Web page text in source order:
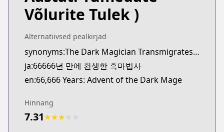
Webtoons
https://www.webtoons.com/th/fantasy/66666-
Webtoons
https://www.webtoons.com/en/fantasy/66666-
Naver Series
Naver Series
Naver Webtoon
Naver Webtoon
Võlurite Tulek )
Alternatiivsed pealkirjad
synonyms:The Dark Magician Transmigrates After 66666 Years,Black Mage Reborn After 66666 Years,66666-nyeon Man-e Hwangsaenghan Heukmabeopsa
ja:66666년 만에 환생한 흑마법사
en:66,666 Years: Advent of the Dark Mage
Hinnang
7.31★★★